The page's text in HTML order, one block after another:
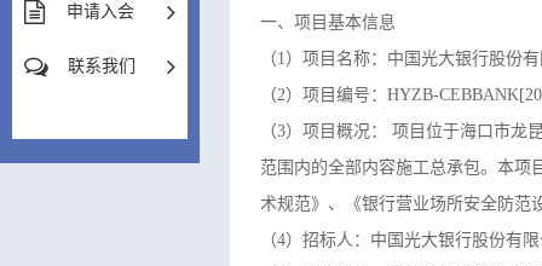
申请入会
联系我们
一、项目基本信息
（1）项目名称： 中国光大银行股份
（2）项目编号： HYZB-
（3） 项目概况： 项目位于海口市龙
范围内的全部内容施工总承包。本项
术规范》、《银行营业场所安全防范
（4）招标人：中国光大银行股份有